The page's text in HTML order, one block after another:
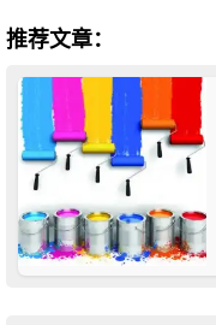
推荐文章：